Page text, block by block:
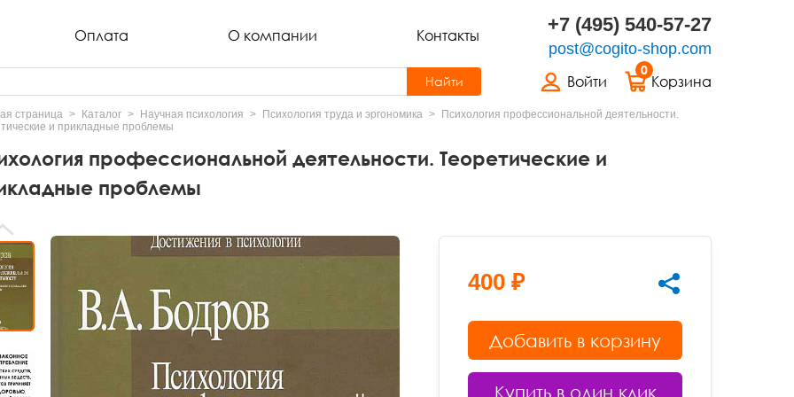
Оплата О компании Контакты +7 (495) 540-57-27
post@cogito-shop.com
Войти
0
Корзина
Найти
страница Каталог Научная психология Психология труда и эргономика
Психология профессиональной деятельности.
и прикладные проблемы
профессиональной деятельности. Теоретические и
проблемы
400 ₽
Добавить в корзину
Купить в один клик